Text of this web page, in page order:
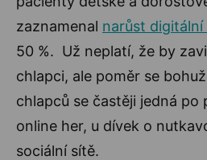
zaznamenal narůst digitální
50 %. Už neplatí, že by
chlapci, ale poměr se
chlapců se častěji jedná po
online her, u dívek o
sociální sítě.